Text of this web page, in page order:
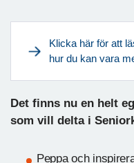
Klicka här för att
hur du kan vara
Det finns nu en helt
som vill delta i
Peppa och